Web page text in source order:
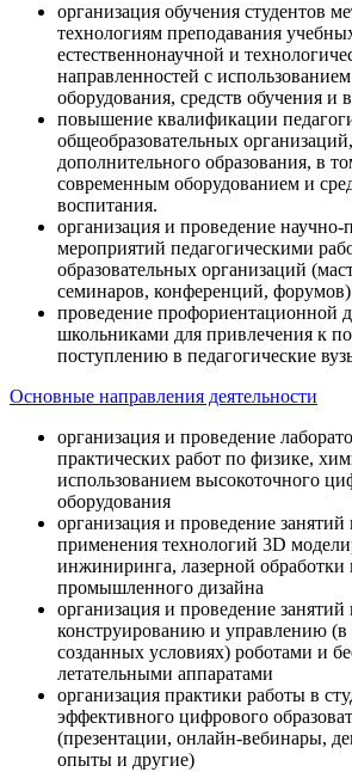
организация обучения студентов
технологиям преподавания
естественнонаучной и
направленностей с
оборудования, средств обучения и
повышение квалификации
общеобразовательных
дополнительного образования, в
современным оборудованием и
воспитания.
организация и проведение научно-
мероприятий педагогическими
образовательных организаций
семинаров, конференций, форумов)
проведение профориентационной
школьниками для привлечения к
поступлению в педагогические
Основные направления деятельности
организация и проведение
практических работ по физике,
использованием высокоточного
оборудования
организация и проведение занятий
применения технологий 3D
инжиниринга, лазерной обработки
промышленного дизайна
организация и проведение
конструированию и управлению (в
созданных условиях) роботами и
летательными аппаратами
организация практики работы в
эффективного цифрового
(презентации, онлайн-вебинары,
опыты и другие)